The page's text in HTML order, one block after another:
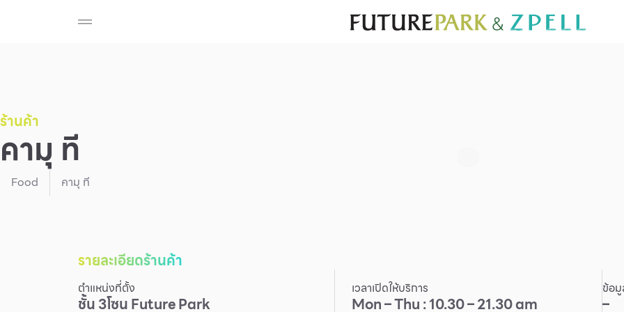
สำหรับนักท่องเที่ยว มีอะไรใหม่ แผนผังร้านค้า
Furniture
ร้านค้า
คามุ ที
Food คามุ ที
รายละเอียดร้านค้า
ตำแหน่งที่ตั้ง
ชั้น3โซนFuture Park
เวลาเปิดให้บริการ
Mon – Thu : 10.30 – 21.30 am
ข้อ
–